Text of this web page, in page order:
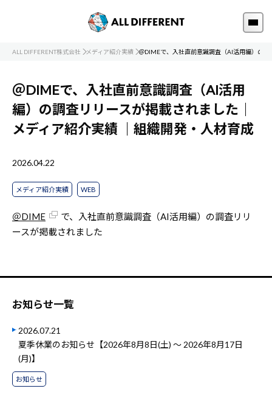
ALL DIFFERENT株式会社 メディア紹介実績 ＠DIMEで、入社直前意識調査（AI活用編）の
＠DIMEで、入社直前意識調査（AI活用
編）の調査リリースが掲載されました｜
メディア紹介実績
｜組織開発・人材育成
2026.04.22
メディア紹介実績 WEB
＠DIME
で、入社直前意識調査（AI活用編）の調査リリ
ースが掲載されました
お知らせ一覧
2026.07.21
夏季休業のお知らせ【2026年8月8日(土) ～ 2026年8月17日
(月)】
お知らせ